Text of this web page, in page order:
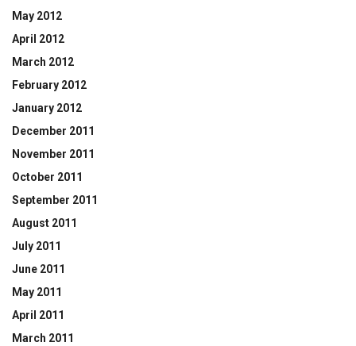
May 2012
April 2012
March 2012
February 2012
January 2012
December 2011
November 2011
October 2011
September 2011
August 2011
July 2011
June 2011
May 2011
April 2011
March 2011